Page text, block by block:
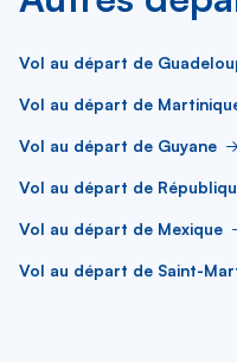
Vol au départ de
Vol au départ de
Vol au départ de Guyane
Vol au départ de
Vol au départ de Mexique
Vol au départ de Saint-